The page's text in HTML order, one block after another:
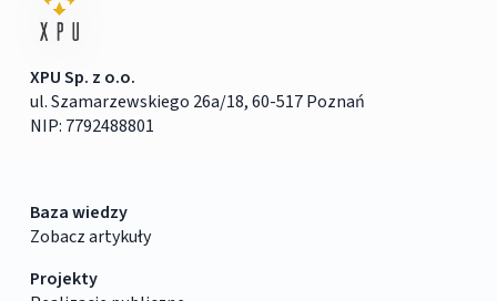
XPU Sp. z o.o.
ul. Szamarzewskiego 26a/18, 60-517 Poznań
NIP: 7792488801
Baza wiedzy
Zobacz artykuły
Projekty